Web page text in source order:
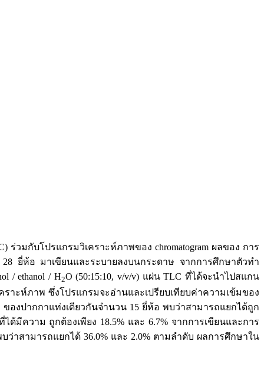
ร่วมกับโปรแกรมวิเคราะห์ภาพของ chromatogram ผลของ การ
ยี่ห้อ มาเขียนและระบายลงบนกระดาษ จากการศึกษาตัวทำ
/ ethanol / H2O (50:15:10, v/v/v) แผ่น TLC ที่ได้จะนำไปสแกน
ราะห์ภาพ ซึ่งโปรแกรมจะอ่านและเปรียบเทียบค่าความเข้มของ
องปากกาแท่งเดียวกันจำนวน 15 ยี่ห้อ พบว่าสามารถแยกได้ถูก
มีความ ถูกต้องเพียง 18.5% และ 6.7% จากการเขียนและการ
าสามารถแยกได้ 36.0% และ 2.0% ตามลำดับ ผลการศึกษาใน